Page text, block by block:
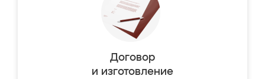
Договор
и изготовление